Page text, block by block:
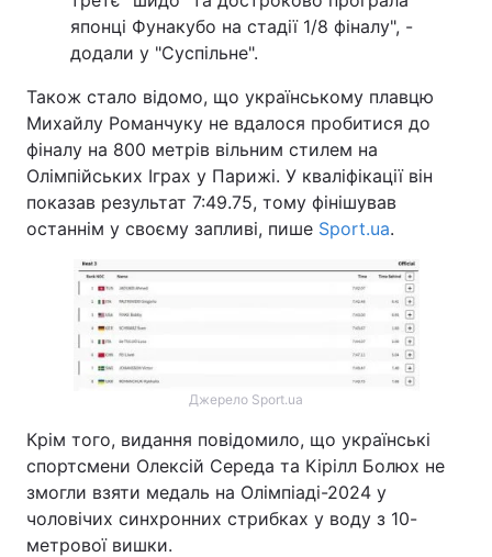
японці Фунакубо на стадії 1/8 фіналу", -
додали у "Суспільне".
Також стало відомо, що українському плавцю
Михайлу Романчуку не вдалося пробитися до
фіналу на 800 метрів вільним стилем на
Олімпійських Іграх у Парижі. У кваліфікації він
показав результат 7:49.75, тому фінішував
останнім у своєму запливі, пише Sport.ua.
Джерело Sport.ua
Крім того, видання повідомило, що українські
спортсмени Олексій Середа та Кірілл Болюх не
змогли взяти медаль на Олімпіаді-2024 у
чоловічих синхронних стрибках у воду з 10-
метрової вишки.